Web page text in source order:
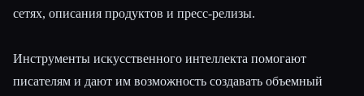
сетях, описания продуктов и пресс-релизы.
Инструменты искусственного интеллекта помогают
писателям и дают им возможность создавать объемный